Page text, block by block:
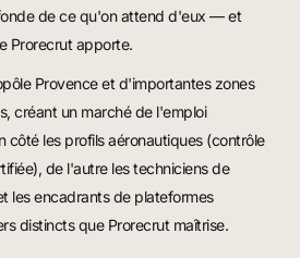
de ce qu'on attend d'eux — et
Prorecrut apporte.
Provence et d'importantes zones
créant un marché de l'emploi
côté les profils aéronautiques (contrôle
de l'autre les techniciens de
les encadrants de plateformes
distincts que Prorecrut maîtrise.